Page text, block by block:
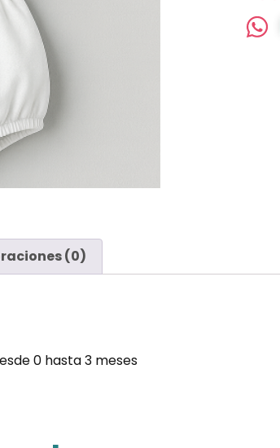
(0)
0 hasta 3 meses